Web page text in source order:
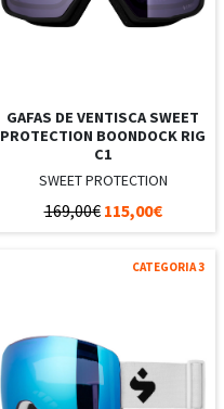
GAFAS DE VENTISCA SWEET
PROTECTION BOONDOCK RIG
C1
SWEET PROTECTION
169,00€ 115,00€
CATEGORIA 3